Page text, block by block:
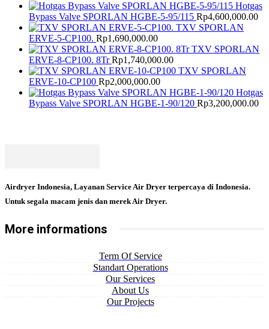
Hotgas
Bypass Valve SPORLAN HGBE-5-95/115 Rp4,600,000.00
TXV SPORLAN
ERVE-5-CP100. Rp1,690,000.00
TXV SPORLAN
ERVE-8-CP100. 8Tr Rp1,740,000.00
TXV SPORLAN
ERVE-10-CP100 Rp2,000,000.00
Hotgas
Bypass Valve SPORLAN HGBE-1-90/120 Rp3,200,000.00
Airdryer Indonesia, Layanan Service Air Dryer terpercaya di Indonesia.
Untuk segala macam jenis dan merek Air Dryer.
More informations
Term Of Service
Standart Operations
Our Services
About Us
Our Projects